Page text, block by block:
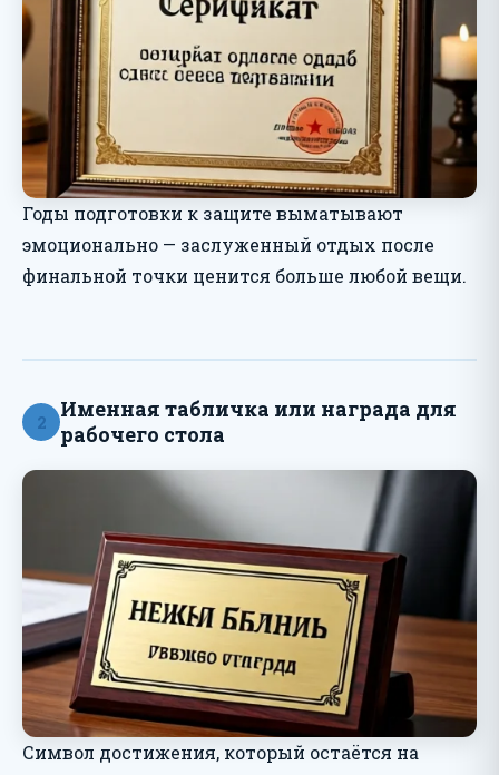
Годы подготовки к защите выматывают
эмоционально — заслуженный отдых после
финальной точки ценится больше любой вещи.
2
Именная табличка или награда для
рабочего стола
Символ достижения, который остаётся на